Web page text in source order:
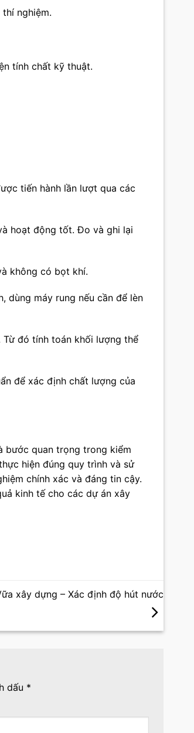
nghiệm.
tính chất kỹ thuật.
tiến hành lần lượt qua các
hoạt động tốt. Đo và ghi lại
không có bọt khí.
dùng máy rung nếu cần để lèn
đó tính toán khối lượng thể
để xác định chất lượng của
bước quan trọng trong kiểm
hiện đúng quy trình và sử
chính xác và đáng tin cậy.
kinh tế cho các dự án xây
xây dựng – Xác định độ hút nước
dấu *